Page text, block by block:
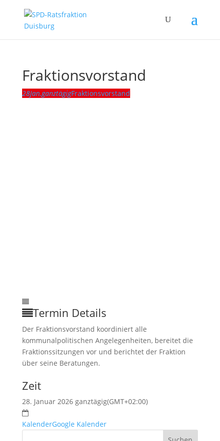
Fraktionsvorstand
28Jan.ganztägigFraktionsvorstand
Termin Details
Der Fraktionsvorstand koordiniert alle
kommunalpolitischen Angelegenheiten, bereitet die
Fraktionssitzungen vor und berichtet der Fraktion
über seine Beratungen.
Zeit
28. Januar 2026 ganztägig(GMT+02:00)
KalenderGoogle Kalender